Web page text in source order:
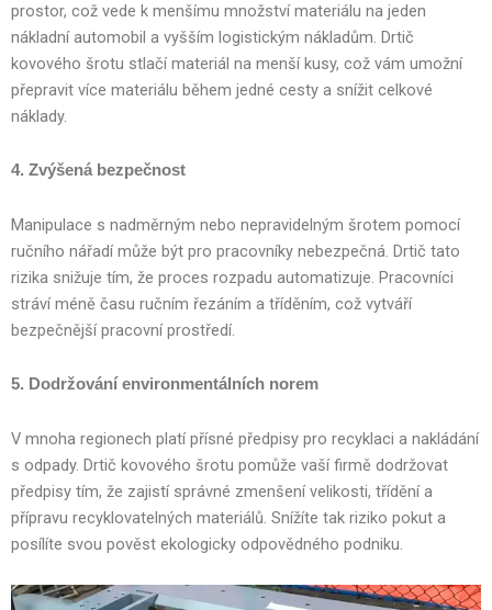
prostor, což vede k menšímu množství materiálu na jeden
nákladní automobil a vyšším logistickým nákladům. Drtič
kovového šrotu stlačí materiál na menší kusy, což vám umožní
přepravit více materiálu během jedné cesty a snížit celkové
náklady.
4. Zvýšená bezpečnost
Manipulace s nadměrným nebo nepravidelným šrotem pomocí
ručního nářadí může být pro pracovníky nebezpečná. Drtič tato
rizika snižuje tím, že proces rozpadu automatizuje. Pracovníci
stráví méně času ručním řezáním a tříděním, což vytváří
bezpečnější pracovní prostředí.
5. Dodržování environmentálních norem
V mnoha regionech platí přísné předpisy pro recyklaci a nakládání
s odpady. Drtič kovového šrotu pomůže vaší firmě dodržovat
předpisy tím, že zajistí správné zmenšení velikosti, třídění a
přípravu recyklovatelných materiálů. Snížíte tak riziko pokut a
posílíte svou pověst ekologicky odpovědného podniku.